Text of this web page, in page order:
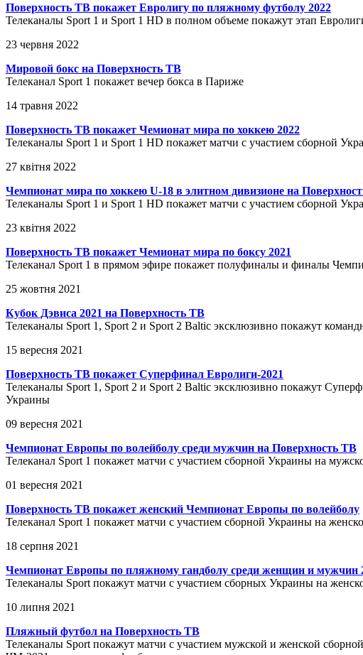
Поверхность ТВ покажет Евролигу по пляжному футболу 2022
Телеканалы Sport 1 и Sport 1 HD в полном объеме покажут этап
23 червня 2022
Мировой бокс на Поверхность ТВ
Телеканал Sport 1 покажет вечер бокса в Париже
14 травня 2022
Поверхность ТВ покажет Чемионат мира по хоккею 2022
Телеканалы Sport 1 и Sport 1 HD покажет матчи с участием сборной
27 квітня 2022
Чемпионат мира по хоккею U-18 в элитном дивизионе на
Телеканалы Sport 1 и Sport 1 HD покажет матчи с участием сборной
23 квітня 2022
Поверхность ТВ покажет Чемионат мира по боксу 2021
Телеканал Sport 1 в прямом эфире покажет полуфиналы и финалы
25 жовтня 2021
Кубок Дэвиса 2021 на Поверхность ТВ
Телеканалы Sport 1, Sport 2 и Sport 2 Baltic эксклюзивно покажут
15 вересня 2021
Поверхность ТВ покажет Суперфинал Евролиги-2021
Телеканалы Sport 1, Sport 2 и Sport 2 Baltic эксклюзивно покажут
Украины
09 вересня 2021
Чемпионат Европы по волейболу среди мужчин на Поверхность ТВ
Телеканал Sport 1 покажет матчи с участием сборной Украины на
01 вересня 2021
Поверхность ТВ покажет женский Чемпионат Европы по волейболу
Телеканал Sport 1 покажет матчи с участием сборной Украины на
18 серпня 2021
Чемпионат Европы по пляжному гандболу среди женщин и мужчин
Телеканалы Sport покажут матчи с участием сборных Украины на
10 липня 2021
Пляжный футбол на Поверхность ТВ
Телеканалы Sport покажут матчи с участием мужской и женской